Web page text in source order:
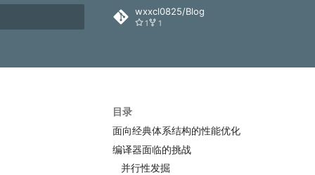
wxxcl0825/Blog
1 1
目录
面向经典体系结构的性能优化
编译器面临的挑战
并行性发掘